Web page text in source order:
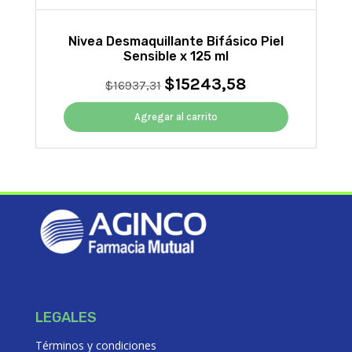
Nivea Desmaquillante Bifásico Piel
Sensible x 125 ml
$16937,31 El
precio
original
era:
$16937,31.
$15243,58El
precio
es:
$15243,58.
Agregar al carrito
LEGALES
Términos y condiciones